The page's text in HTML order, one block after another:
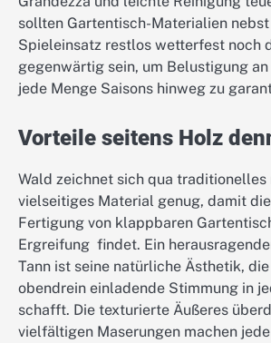
sollten Gartentisch-Materialien
Spieleinsatz restlos wetterfest noch
gegenwärtig sein, um Belustigung
jede Menge Saisons hinweg zu
Vorteile seitens Holz
Wald zeichnet sich qua traditionelles
vielseitiges Material genug, damit
Fertigung von klappbaren
Ergreifung findet. Ein
Tann ist seine natürliche Ästhetik,
obendrein einladende Stimmung in
schafft. Die texturierte Äußeres
vielfältigen Maserungen machen